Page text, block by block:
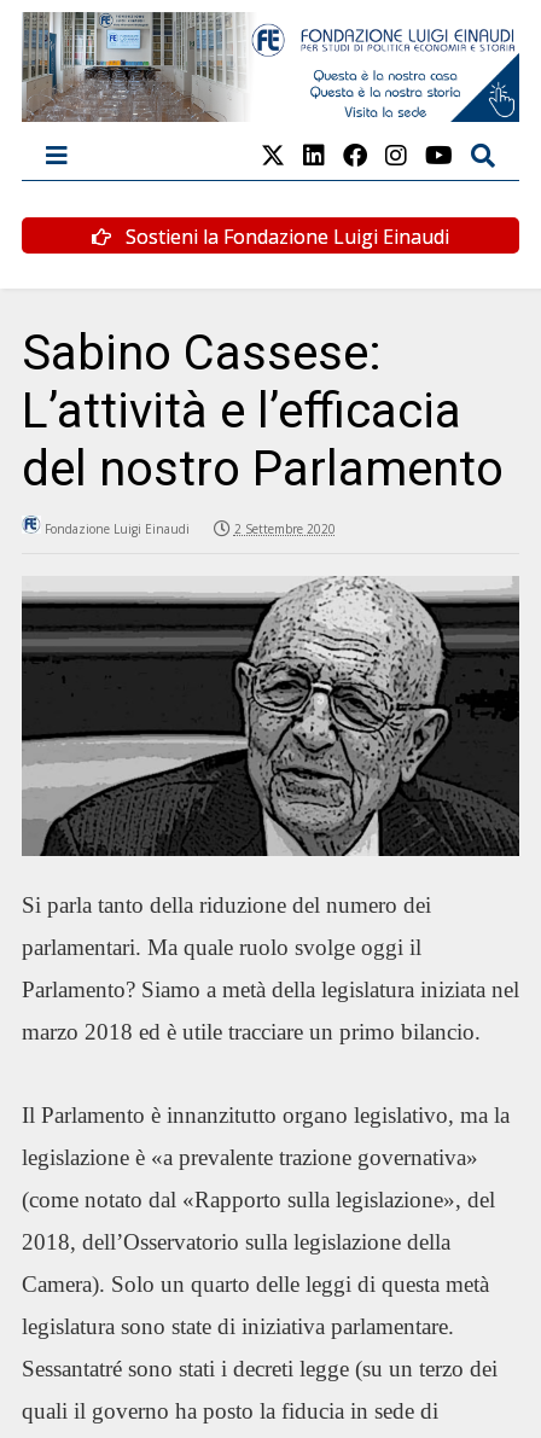
Sostieni la Fondazione Luigi Einaudi
Sabino Cassese:
L’attività e l’efficacia
del nostro Parlamento
Fondazione Luigi Einaudi 2 Settembre 2020
Si parla tanto della riduzione del numero dei
parlamentari. Ma quale ruolo svolge oggi il
Parlamento? Siamo a metà della legislatura iniziata nel
marzo 2018 ed è utile tracciare un primo bilancio.
Il Parlamento è innanzitutto organo legislativo, ma la
legislazione è «a prevalente trazione governativa»
(come notato dal «Rapporto sulla legislazione», del
2018, dell’Osservatorio sulla legislazione della
Camera). Solo un quarto delle leggi di questa metà
legislatura sono state di iniziativa parlamentare.
Sessantatré sono stati i decreti legge (su un terzo dei
quali il governo ha posto la fiducia in sede di